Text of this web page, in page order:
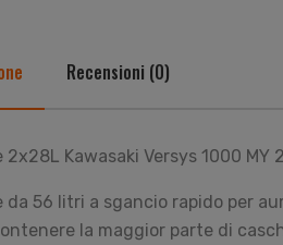
Recensioni (0)
2x28L Kawasaki Versys 1000 MY
da 56 litri a sgancio rapido per
la maggior parte di